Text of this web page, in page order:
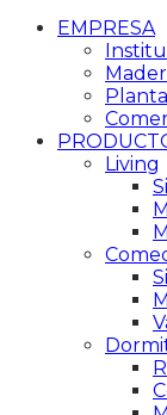
EMPRESA
Living